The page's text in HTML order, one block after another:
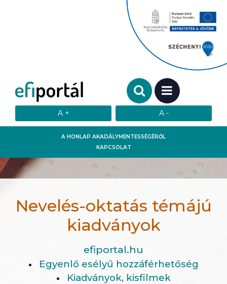
A HONLAP AKADÁLYMENTESSÉGÉRŐL
KAPCSOLAT
Keresendő szó:
MENÜ
Nevelés-oktatás témájú
kiadványok
efiportal.hu
Egyenlő esélyű hozzáférhetőség
Kiadványok, kisfilmek